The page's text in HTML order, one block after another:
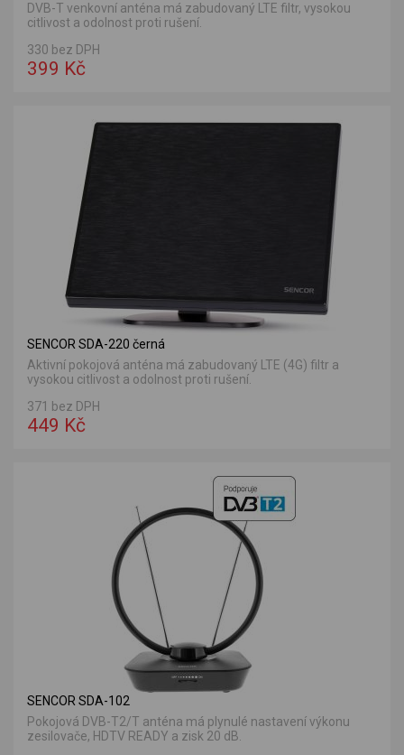
DVB-T venkovní anténa má zabudovaný LTE filtr, vysokou
citlivost a odolnost proti rušení.
330 bez DPH
399 Kč
SENCOR SDA-220 černá
Aktivní pokojová anténa má zabudovaný LTE (4G) filtr a
vysokou citlivost a odolnost proti rušení.
371 bez DPH
449 Kč
SENCOR SDA-102
Pokojová DVB-T2/T anténa má plynulé nastavení výkonu
zesilovače, HDTV READY a zisk 20 dB.